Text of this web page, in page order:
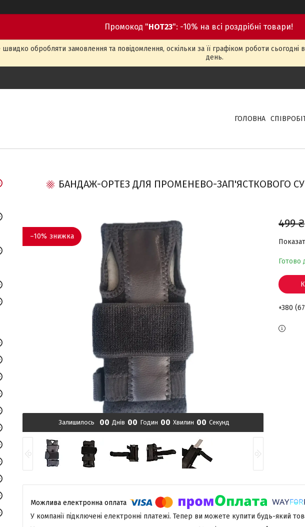
Промокод "HOT23": -10% на всі роздрібні товари!
обробляти замовлення та повідомлення, оскільки за її графіком роботи
день.
ГОЛОВНА
БАНДАЖ-ОРТЕЗ ДЛЯ ПРОМЕНЕВО-ЗАП'ЯСТКОВОГО
–10%
Залишилось 00 Днів 00 Годин 00 Хвилин 00 Секунд
499 ₴
Готово
+380
У компанії підключені електронні платежі. Тепер ви можете купити будь-який